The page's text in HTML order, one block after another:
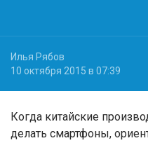
Илья Рябов
10 октября 2015 в 07:39
Когда китайские
делать смартфоны,